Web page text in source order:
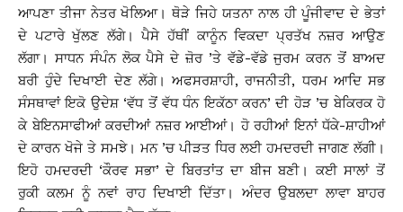
ਆਪਣਾ ਤੀਜਾ ਨੇਤਰ ਖੋਲਿਆ। ਥੋੜੇ ਜਿਹੇ ਯਤਨਾ ਨਾਲ ਹੀ ਪੂੰਜੀਵਾਦ ਦੇ ਭੇਤਾਂ
ਦੇ ਪਟਾਰੇ ਖੁੱਲਣ ਲੱਗੇ। ਪੈਸੇ ਹੱਥੀਂ ਕਾਨੂੰਨ ਵਿਕਦਾ ਪ੍ਰਤੱਖ ਨਜ਼ਰ ਆਉਣ
ਲੱਗਾ। ਸਾਧਨ ਸੰਪੰਨ ਲੋਕ ਪੈਸੇ ਦੇ ਜ਼ੋਰ ’ਤੇ ਵੱਡੇ-ਵੱਡੇ ਜੁਰਮ ਕਰਨ ਤੋਂ ਬਾਅਦ
ਬਰੀ ਹੁੰਦੇ ਦਿਖਾਈ ਦੇਣ ਲੱਗੇ। ਅਫਸਰਸ਼ਾਹੀ, ਰਾਜਨੀਤੀ, ਧਰਮ ਆਦਿ ਸਭ
ਸੰਸਥਾਵਾਂ ਇਕੋ ਉਦੇਸ਼ ‘ਵੱਧ ਤੋਂ ਵੱਧ ਧੰਨ ਇਕੱਠਾ ਕਰਨ’ ਦੀ ਹੋੜ ’ਚ ਬੇਕਿਰਕ ਹੋ
ਕੇ ਬੇਇਨਸਾਫੀਆਂ ਕਰਦੀਆਂ ਨਜ਼ਰ ਆਈਆਂ। ਹੋ ਰਹੀਆਂ ਇਨਾਂ ਧੱਕੇ-ਸ਼ਾਹੀਆਂ
ਦੇ ਕਾਰਨ ਖੋਜੇ ਤੇ ਸਮਝੇ। ਮਨ ’ਚ ਪੀੜਤ ਧਿਰ ਲਈ ਹਮਦਰਦੀ ਜਾਗਣ ਲੱਗੀ।
ਇਹੋ ਹਮਦਰਦੀ ‘ਕੌਰਵ ਸਭਾ’ ਦੇ ਬਿਰਤਾਂਤ ਦਾ ਬੀਜ ਬਣੀ। ਕਈ ਸਾਲਾਂ ਤੋਂ
ਰੁਕੀ ਕਲਮ ਨੂੰ ਨਵਾਂ ਰਾਹ ਦਿਖਾਈ ਦਿੱਤਾ। ਅੰਦਰ ਉਬਲਦਾ ਲਾਵਾ ਬਾਹਰ